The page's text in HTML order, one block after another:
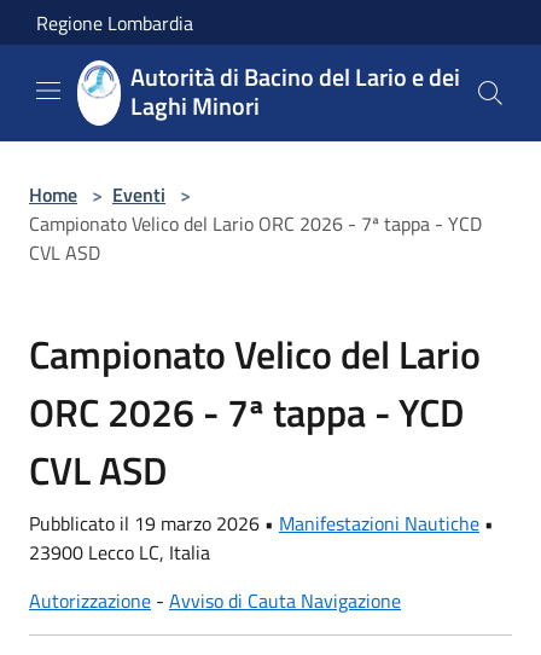
Salta al contenuto principale
Regione Lombardia
Autorità di Bacino del Lario e dei
Laghi Minori
Home > Eventi >
Campionato Velico del Lario ORC 2026 - 7ª tappa - YCD
CVL ASD
Campionato Velico del Lario
ORC 2026 - 7ª tappa - YCD
CVL ASD
Pubblicato il 19 marzo 2026 • Manifestazioni Nautiche •
23900 Lecco LC, Italia
Autorizzazione - Avviso di Cauta Navigazione